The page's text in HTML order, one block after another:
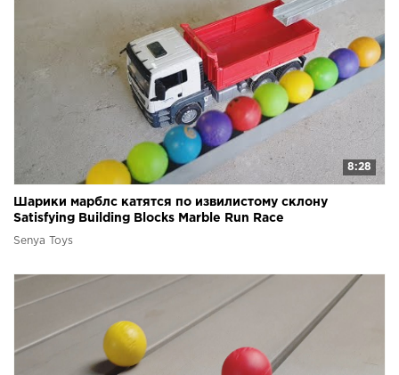
8:28
Шарики марблс катятся по извилистому склону
Satisfying Building Blocks Marble Run Race
Senya Toys